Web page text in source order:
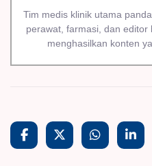
Tim medis klinik utama
perawat, farmasi, dan
menghasilkan konten